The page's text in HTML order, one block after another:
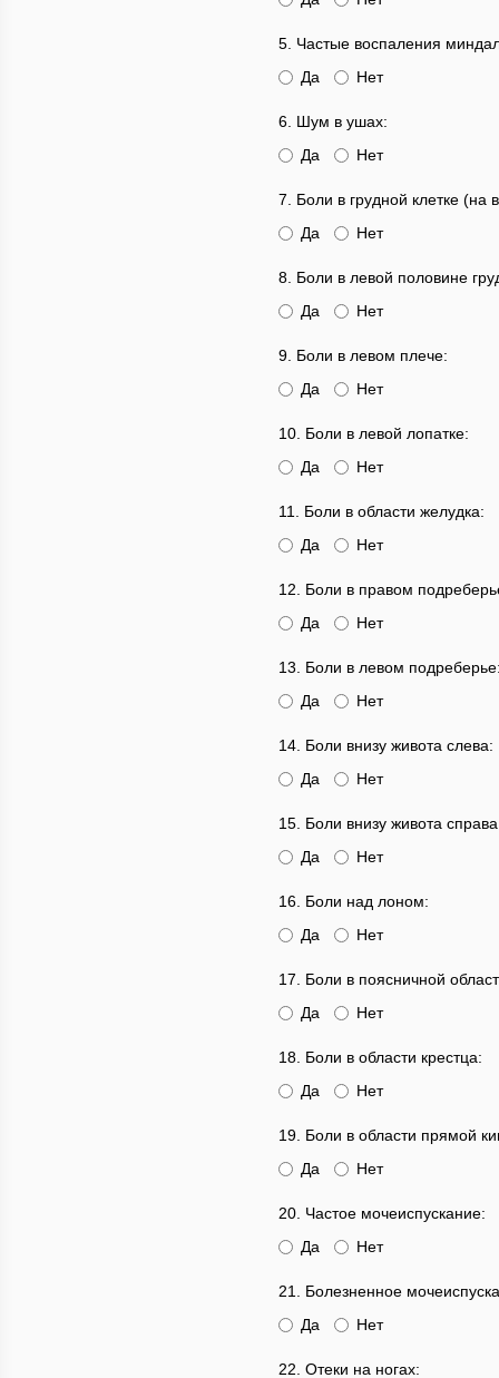
5. Частые воспаления
Да
Нет
6. Шум в ушах:
Да
Нет
7. Боли в грудной клетке (на
Да
Нет
8. Боли в левой половине
Да
Нет
9. Боли в левом плече:
Да
Нет
10. Боли в левой лопатке:
Да
Нет
11. Боли в области желудка:
Да
Нет
12. Боли в правом
Да
Нет
13. Боли в левом
Да
Нет
14. Боли внизу живота слева:
Да
Нет
15. Боли внизу живота
Да
Нет
16. Боли над лоном:
Да
Нет
17. Боли в поясничной
Да
Нет
18. Боли в области крестца:
Да
Нет
19. Боли в области прямой
Да
Нет
20. Частое мочеиспускание:
Да
Нет
21. Болезненное
Да
Нет
22. Отеки на ногах: